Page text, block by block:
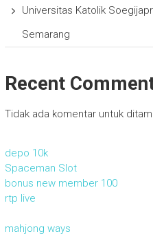
Universitas Katolik
Semarang
Recent
Tidak ada komentar untuk
depo 10k
Spaceman Slot
bonus new member 100
rtp live
mahjong ways